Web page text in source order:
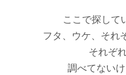
ここで探して
フタ、ウケ、それ
それぞ
調べてない